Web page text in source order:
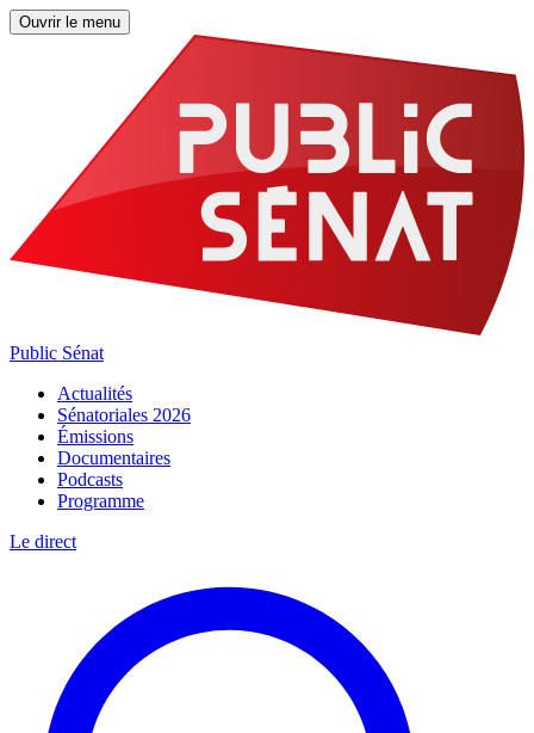
Ouvrir le menu
Public Sénat
Actualités
Sénatoriales 2026
Émissions
Documentaires
Podcasts
Programme
Le direct